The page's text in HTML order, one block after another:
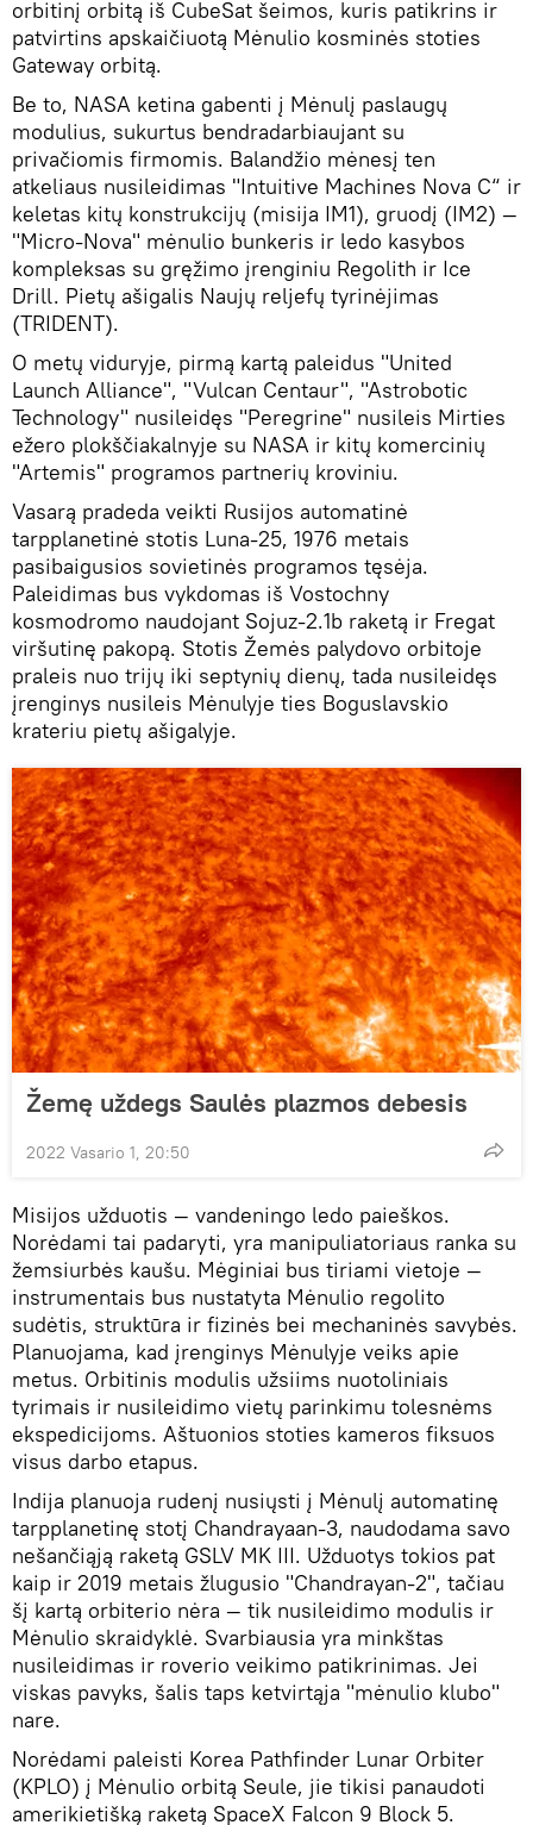
orbitinį orbitą iš CubeSat šeimos, kuris patikrins ir
patvirtins apskaičiuotą Mėnulio kosminės stoties
Gateway orbitą.
Be to, NASA ketina gabenti į Mėnulį paslaugų
modulius, sukurtus bendradarbiaujant su
privačiomis firmomis. Balandžio mėnesį ten
atkeliaus nusileidimas "Intuitive Machines Nova C“ ir
keletas kitų konstrukcijų (misija IM1), gruodį (IM2) —
"Micro-Nova" mėnulio bunkeris ir ledo kasybos
kompleksas su gręžimo įrenginiu Regolith ir Ice
Drill. Pietų ašigalis Naujų reljefų tyrinėjimas
(TRIDENT).
O metų viduryje, pirmą kartą paleidus "United
Launch Alliance", "Vulcan Centaur", "Astrobotic
Technology" nusileidęs "Peregrine" nusileis Mirties
ežero plokščiakalnyje su NASA ir kitų komercinių
"Artemis" programos partnerių kroviniu.
Vasarą pradeda veikti Rusijos automatinė
tarpplanetinė stotis Luna-25, 1976 metais
pasibaigusios sovietinės programos tęsėja.
Paleidimas bus vykdomas iš Vostochny
kosmodromo naudojant Sojuz-2.1b raketą ir Fregat
viršutinę pakopą. Stotis Žemės palydovo orbitoje
praleis nuo trijų iki septynių dienų, tada nusileidęs
įrenginys nusileis Mėnulyje ties Boguslavskio
krateriu pietų ašigalyje.
Žemę uždegs Saulės plazmos debesis
2022 Vasario 1, 20:50
Misijos užduotis — vandeningo ledo paieškos.
Norėdami tai padaryti, yra manipuliatoriaus ranka su
žemsiurbės kaušu. Mėginiai bus tiriami vietoje —
instrumentais bus nustatyta Mėnulio regolito
sudėtis, struktūra ir fizinės bei mechaninės savybės.
Planuojama, kad įrenginys Mėnulyje veiks apie
metus. Orbitinis modulis užsiims nuotoliniais
tyrimais ir nusileidimo vietų parinkimu tolesnėms
ekspedicijoms. Aštuonios stoties kameros fiksuos
visus darbo etapus.
Indija planuoja rudenį nusiųsti į Mėnulį automatinę
tarpplanetinę stotį Chandrayaan-3, naudodama savo
nešančiąją raketą GSLV MK III. Užduotys tokios pat
kaip ir 2019 metais žlugusio "Chandrayan-2", tačiau
šį kartą orbiterio nėra — tik nusileidimo modulis ir
Mėnulio skraidyklė. Svarbiausia yra minkštas
nusileidimas ir roverio veikimo patikrinimas. Jei
viskas pavyks, šalis taps ketvirtąja "mėnulio klubo"
nare.
Norėdami paleisti Korea Pathfinder Lunar Orbiter
(KPLO) į Mėnulio orbitą Seule, jie tikisi panaudoti
amerikietišką raketą SpaceX Falcon 9 Block 5.